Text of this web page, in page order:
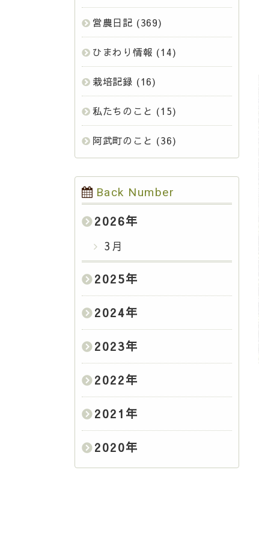
営農日記 (369)
ひまわり情報 (14)
栽培記録 (16)
私たちのこと (15)
阿武町のこと (36)
Back Number
2026年
3月
2025年
2024年
2023年
2022年
2021 年
2020年